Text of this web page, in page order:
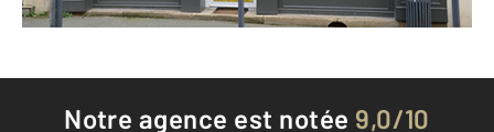
Téléphoner à l'agence
Notre agence est notée 9,0/10